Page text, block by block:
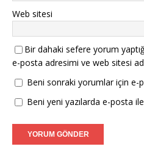
Web sitesi
Bir dahaki sefere yorum
e-posta adresimi ve web sitesi
Beni sonraki yorumlar için e-
Beni yeni yazılarda e-posta